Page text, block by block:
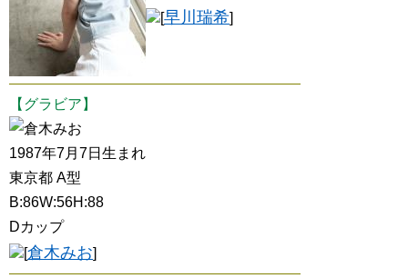
[早川瑞希]
【グラビア】
倉木みお
1987年7月7日生まれ
東京都 A型
B:86W:56H:88
Dカップ
[倉木みお]